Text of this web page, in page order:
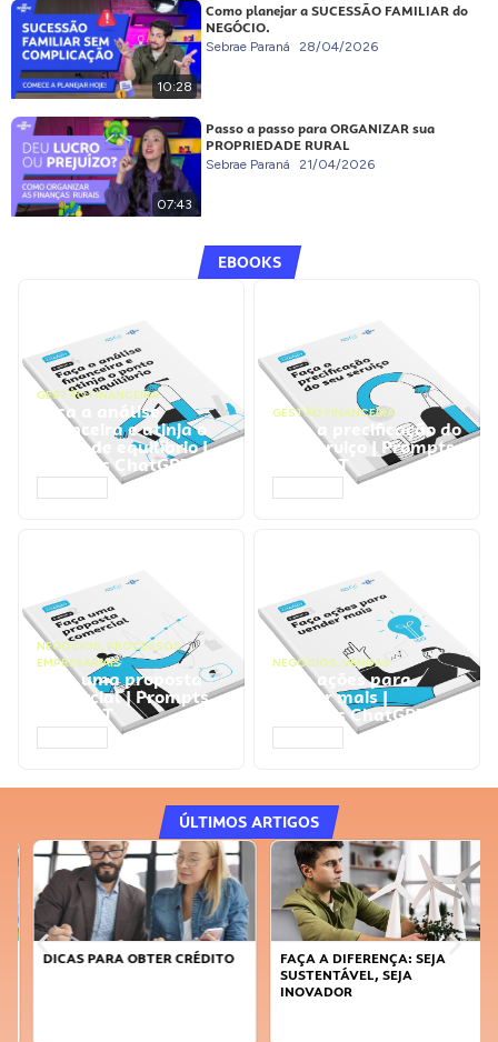
10:28
Como planejar a SUCESSÃO FAMILIAR do
NEGÓCIO.
Sebrae Paraná 28/04/2026
07:43
Passo a passo para ORGANIZAR sua
PROPRIEDADE RURAL
Sebrae Paraná 21/04/2026
EBOOKS
GESTÃO FINANCEIRA
Faça a análise
financeira e atinja o
ponto de equilíbrio |
Prompts ChatGPT
GESTÃO FINANCEIRA
Faça a precificação do
seu serviço | Prompts
ChatGPT
NEGÓCIOS, PROCESSOS
EMPRESARIAIS
Faça uma proposta
comercial | Prompts
ChatGPT
NEGÓCIOS, VENDAS
Faça ações para
vender mais |
Prompts ChatGPT
ÚLTIMOS ARTIGOS
DICAS PARA OBTER CRÉDITO
FAÇA A DIFERENÇA: SEJA
SUSTENTÁVEL, SEJA
INOVADOR